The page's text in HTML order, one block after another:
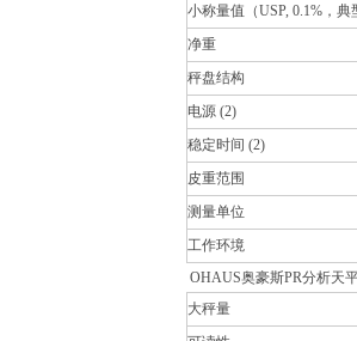
小称量值（USP, 0.1%，典
净重
秤盘结构
电源 (2)
稳定时间 (2)
皮重范围
测量单位
工作环境
OHAUS奥豪斯PR分析天
大秤量